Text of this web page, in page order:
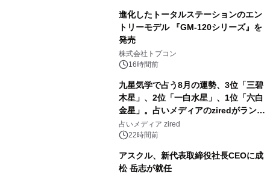
進化したトータルステーションのエン
トリーモデル 『GM-120シリーズ』を
発売
株式会社トプコン
16時間前
九星気学で占う8月の運勢、3位「三碧
木星」、2位「一白水星」、1位「六白
金星」。占いメディアのziredがランキ
ングを発表
占いメディア zired
22時間前
アスクル、新代表取締役社長CEOに成
松 岳志が就任